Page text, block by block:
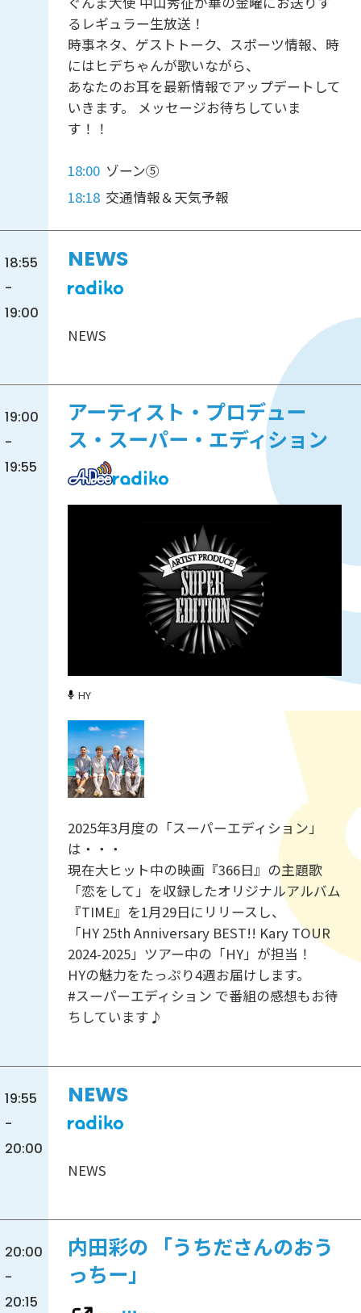
るレギュラー生放送！
時事ネタ、ゲストトーク、スポーツ情報、時
にはヒデちゃんが歌いながら、
あなたのお耳を最新情報でアップデートして
いきます。 メッセージお待ちしていま
す！！
18:00 ゾーン⑤
18:18 交通情報＆天気予報
18:55
-
19:00
NEWS
NEWS
19:00
-
19:55
アーティスト・プロデュー
ス・スーパー・エディション
HY
2025年3月度の「スーパーエディション」
は・・・
現在大ヒット中の映画『366日』の主題歌
「恋をして」を収録したオリジナルアルバム
『TIME』を1月29日にリリースし、
「HY 25th Anniversary BEST!! Kary TOUR
2024-2025」ツアー中の「HY」が担当！
HYの魅力をたっぷり4週お届けします。
#スーパーエディション で番組の感想もお待
ちしています♪
19:55
-
20:00
NEWS
NEWS
20:00
-
20:15
内田彩の 「うちださんのおう
っちー」